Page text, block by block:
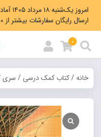
ارسال رایگان سفارشات بیشتر از 5،000،000 تومان.
0
خانه/کتاب کمک درسی / سری